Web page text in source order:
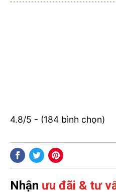
4.8/5 - (184 bình chọn)
Nhận ưu đãi & tư